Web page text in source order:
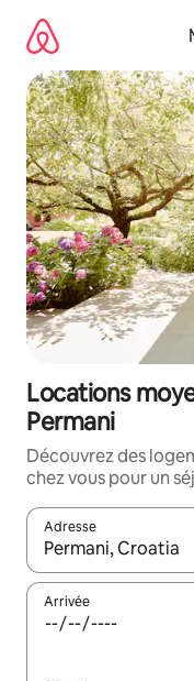
directement
contenu
Locations
Permani
Découvrez des
chez vous pour un
Adresse
Lorsque les
Arrivée